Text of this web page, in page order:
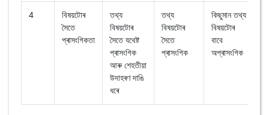
4
বিষয়টোৰ
সৈতে
প্ৰাসংগিকতা
তথ্য
বিষয়টোৰ
সৈতে যথেষ্ট
প্ৰাসংগিক
আৰু শেহতীয়া
উদাহৰণ দাঙি
ধৰে
তথ্য
বিষয়টোৰ
সৈতে
প্ৰাসংগিক
কিছুমান তথ্য
বিষয়টোৰ
বাবে
অপ্ৰাসংগিক